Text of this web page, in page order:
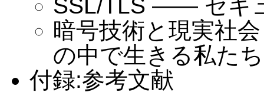
SSL/TLS —— セキ
暗号技術と現実社
の中で生きる私たち
付録:参考文献